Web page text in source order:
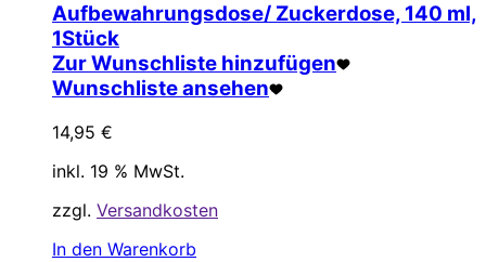
Aufbewahrungsdose/ Zuckerdose, 140 ml,
1Stück
Zur Wunschliste hinzufügen
Wunschliste ansehen
14,95 €
inkl. 19 % MwSt.
zzgl. Versandkosten
In den Warenkorb